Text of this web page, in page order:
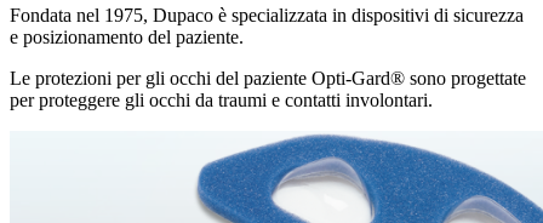
Fondata nel 1975, Dupaco è specializzata in dispositivi di sicurezza
e posizionamento del paziente.
Le protezioni per gli occhi del paziente Opti-Gard® sono progettate
per proteggere gli occhi da traumi e contatti involontari.